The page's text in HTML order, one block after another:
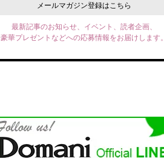
メールマガジン登録はこちら
最新記事のお知らせ、イベント、読者企画、
豪華プレゼントなどへの応募情報をお届けします。